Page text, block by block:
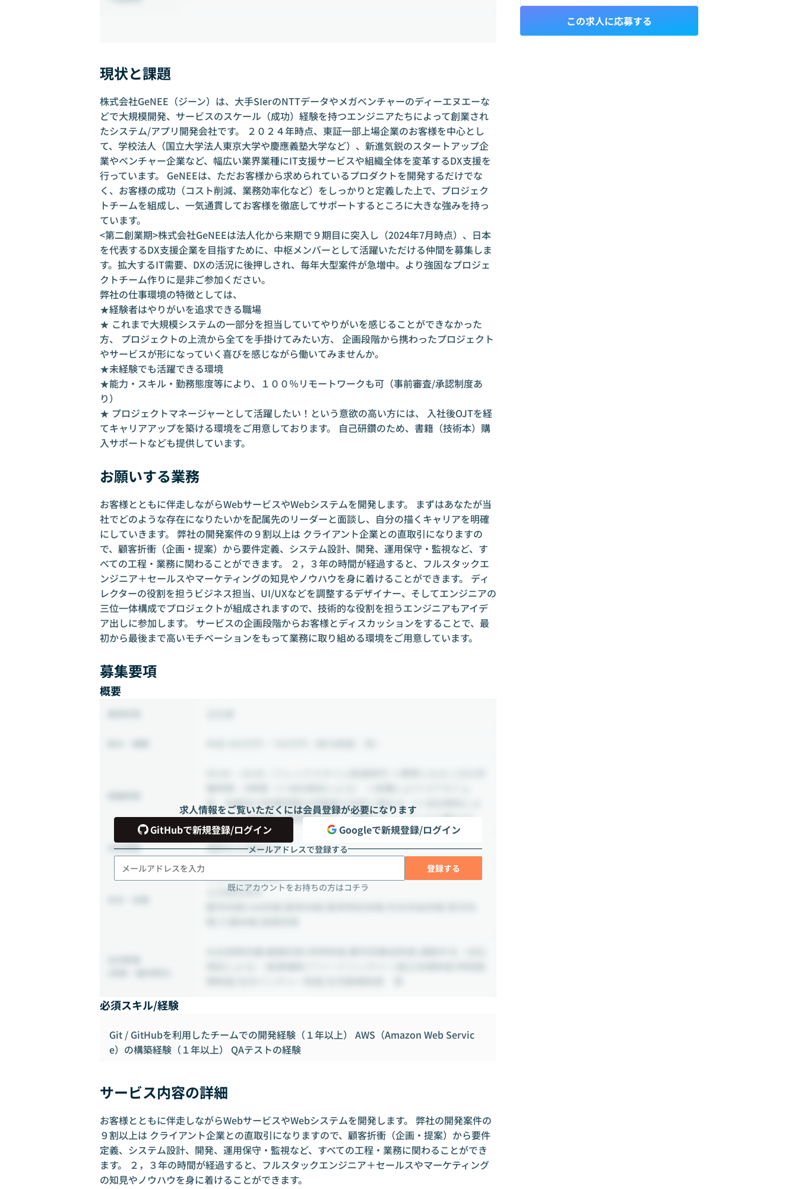
現状と課題
株式会社GeNEE（ジーン）は、大手SIerのNTTデータやメガベンチャーのディーエヌエーな
どで大規模開発、サービスのスケール（成功）経験を持つエンジニアたちによって創業され
たシステム/アプリ開発会社です。 ２０２４年時点、東証一部上場企業のお客様を中心とし
て、学校法人（国立大学法人東京大学や慶應義塾大学など）、新進気鋭のスタートアップ企
業やベンチャー企業など、幅広い業界業種にIT支援サービスや組織全体を変革するDX支援を
行っています。 GeNEEは、ただお客様から求められているプロダクトを開発するだけでな
く、お客様の成功（コスト削減、業務効率化など）をしっかりと定義した上で、プロジェク
トチームを組成し、一気通貫してお客様を徹底してサポートするところに大きな強みを持っ
ています。
<第二創業期>株式会社GeNEEは法人化から来期で９期目に突入し（2024年7月時点）、日本
を代表するDX支援企業を目指すために、中枢メンバーとして活躍いただける仲間を募集しま
す。拡大するIT需要、DXの活況に後押しされ、毎年大型案件が急増中。より強固なプロジェ
クトチーム作りに是非ご参加ください。
弊社の仕事環境の特徴としては、
★経験者はやりがいを追求できる職場
★ これまで大規模システムの一部分を担当していてやりがいを感じることができなかった
方、 プロジェクトの上流から全てを手掛けてみたい方、 企画段階から携わったプロジェクト
やサービスが形になっていく喜びを感じながら働いてみませんか。
★未経験でも活躍できる環境
★能力・スキル・勤務態度等により、１００％リモートワークも可（事前審査/承認制度あ
り）
★ プロジェクトマネージャーとして活躍したい！という意欲の高い方には、 入社後OJTを経
てキャリアアップを築ける環境をご用意しております。 自己研鑽のため、書籍（技術本）購
入サポートなども提供しています。
お願いする業務
お客様とともに伴走しながらWebサービスやWebシステムを開発します。 まずはあなたが当
社でどのような存在になりたいかを配属先のリーダーと面談し、自分の描くキャリアを明確
にしていきます。 弊社の開発案件の９割以上は クライアント企業との直取引になりますの
で、顧客折衝（企画・提案）から要件定義、システム設計、開発、運用保守・監視など、す
べての工程・業務に関わることができます。 ２，３年の時間が経過すると、フルスタックエ
ンジニア＋セールスやマーケティングの知見やノウハウを身に着けることができます。 ディ
レクターの役割を担うビジネス担当、UI/UXなどを調整するデザイナー、そしてエンジニアの
三位一体構成でプロジェクトが組成されますので、技術的な役割を担うエンジニアもアイデ
ア出しに参加します。 サービスの企画段階からお客様とディスカッションをすることで、最
初から最後まで高いモチベーションをもって業務に取り組める環境をご用意しています。
募集要項
概要
求人情報をご覧いただくには会員登録が必要になります
GitHubで新規登録/ログイン
Googleで新規登録/ログイン
メールアドレスで登録する
登録する
既にアカウントをお持ちの方はコチラ
有、始業及び終業時間は労働者の決定に委ねる（※当社規定によ
る） ※一斉休憩の適用除外あり ※業務/グレードにより異なる）
出社頻度 相談の上決定する
１２０日以上休日
土日祝日休み
必須スキル/経験
Git / GitHubを利用したチームでの開発経験（１年以上） AWS（Amazon Web Servic
e）の構築経験（１年以上） QAテストの経験
サービス内容の詳細
お客様とともに伴走しながらWebサービスやWebシステムを開発します。 弊社の開発案件の
９割以上は クライアント企業との直取引になりますので、顧客折衝（企画・提案）から要件
定義、システム設計、開発、運用保守・監視など、すべての工程・業務に関わることができ
ます。 ２，３年の時間が経過すると、フルスタックエンジニア＋セールスやマーケティング
の知見やノウハウを身に着けることができます。
援サービスや組織全体を変革するDX支
援、基幹/業務システム開発、スマホアプ
この求人に応募する